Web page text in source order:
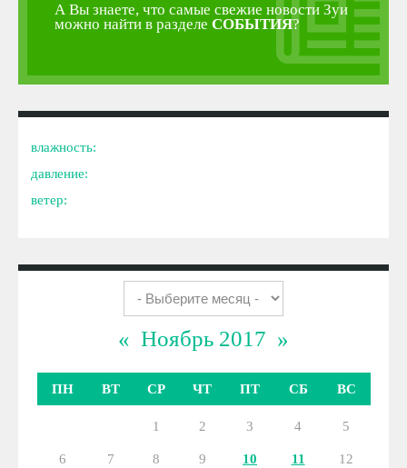
А Вы знаете, что самые свежие новости Зуи
можно найти в разделе СОБЫТИЯ?
влажность:
давление:
ветер:
« Ноябрь 2017 »
ПН ВТ СР ЧТ ПТ СБ ВС
1 2 3 4 5
6 7 8 9 10 11 12